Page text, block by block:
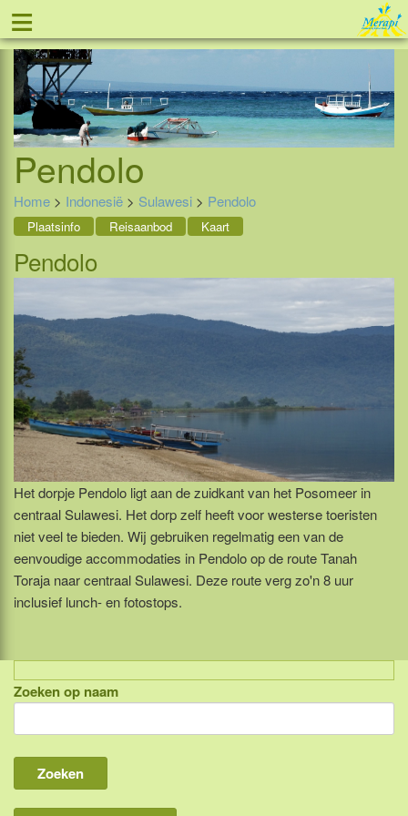
≡ Tel: 088 - 81 11 999
Pendolo
Home > Indonesië > Sulawesi > Pendolo
Plaatsinfo Reisaanbod Kaart
Pendolo
Het dorpje Pendolo ligt aan de zuidkant van het Posomeer in
centraal Sulawesi. Het dorp zelf heeft voor westerse toeristen
niet veel te bieden. Wij gebruiken regelmatig een van de
eenvoudige accommodaties in Pendolo op de route Tanah
Toraja naar centraal Sulawesi. Deze route verg zo'n 8 uur
inclusief lunch- en fotostops.
Indonesië, eilandcombinaties
Bali
Lombok
Flores & Komodo
Zoeken op naam